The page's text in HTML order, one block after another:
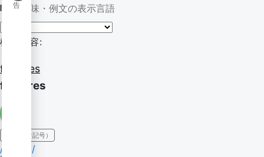
告意味・例文の表示言語
検索内容:
features
features
IPA（発音記号）
/ˈfiːtʃəz/